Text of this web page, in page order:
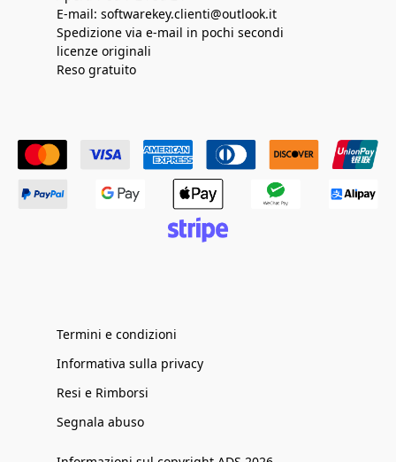
E-mail: softwarekey.clienti@outlook.it
Spedizione via e-mail in pochi secondi
licenze originali
Reso gratuito
Termini e condizioni
Informativa sulla privacy
Resi e Rimborsi
Segnala abuso